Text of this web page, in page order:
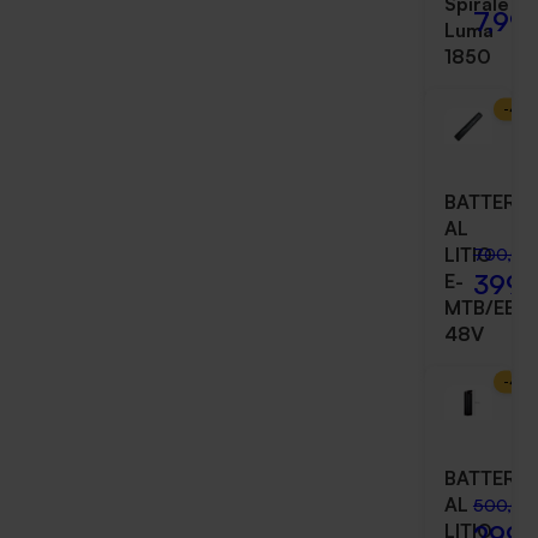
Luma
1850
7,99
-43
BATTERIA
AL
LITIO
E-
MTB/
48V
700,00
-40
BATTERIA
AL
LITIO
500,00